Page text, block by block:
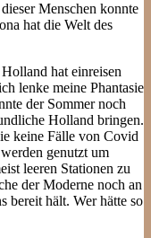
Menschen konnte
hat die Welt des
hat einreisen
lenke meine Phantasie
der Sommer noch
Holland bringen.
keine Fälle von Covid
genutzt um
leeren Stationen zu
der Moderne noch an
bereit hält. Wer hätte so